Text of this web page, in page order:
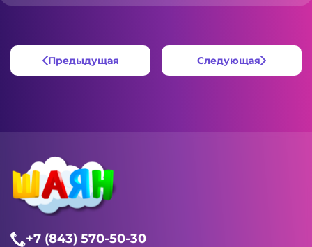
Предыдущая Следующая
+7 (843) 570-50-30